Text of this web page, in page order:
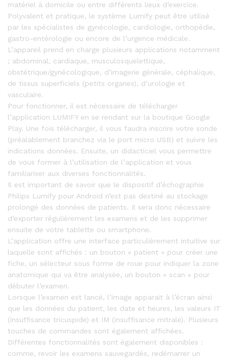
matériel à domicile ou entre différents lieux d’exercice.
Polyvalent et pratique, le système Lumify peut être utilisé
par les spécialistes de gynécologie, cardiologie, orthopédie,
gastro-entérologie ou encore de l’urgence médicale.
L’appareil prend en charge plusieurs applications notamment
; abdominal, cardiaque, musculosquelettique,
obstétrique/gynécologique, d’imagerie générale, céphalique,
de tissus superficiels (petits organes), d’urologie et
vasculaire.
Pour fonctionner, il est nécessaire de télécharger
l’application LUMIFY en se rendant sur la boutique Google
Play. Une fois télécharger, il vous faudra inscrire votre sonde
(préalablement branchez via le port micro USB) et suivre les
indications données. Ensuite, un didacticiel vous permettre
de vous former à l’utilisation de l’application et vous
familiariser aux diverses fonctionnalités.
Il est important de savoir que le dispositif d’échographie
Philips Lumify pour Android n’est pas destiné au stockage
prolongé des données de patients. Il sera donc nécessaire
d’exporter régulièrement les examens et de les supprimer
ensuite de votre tablette ou smartphone.
L’application offre une interface particulièrement intuitive sur
laquelle sont affichés : un bouton « patient » pour créer une
fiche, un sélecteur sous forme de roue pour indiquer la zone
anatomique qui va être analysée, un bouton « scan » pour
débuter l’examen.
Lorsque l’examen est lancé, l’image apparait à l’écran ainsi
que les données du patient, les date et heures, les valeurs IT
(insuffisance tricuspide) et IM (insuffisance mitrale). Plusieurs
touches de commandes sont également affichées.
Différentes fonctionnalités sont également disponibles :
comme, revoir les examens sauvegardés, redémarrer un